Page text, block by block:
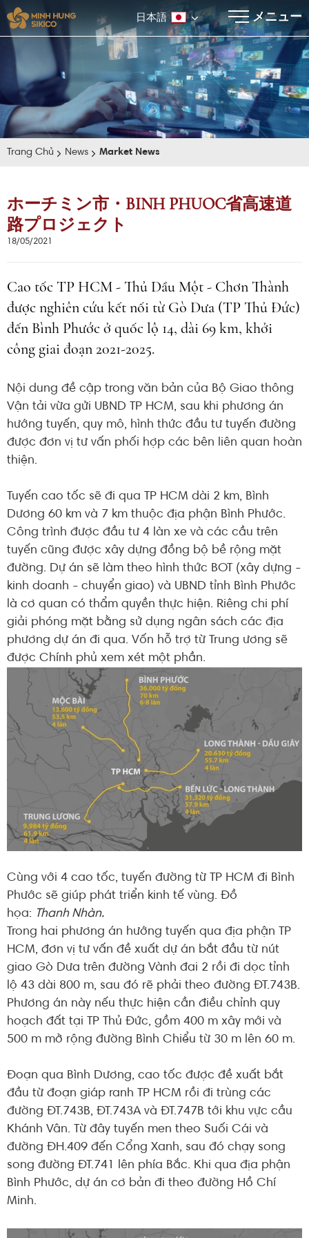
日本語 メニュー
×
E-BROCHURE
Trang Chủ News Market News
ホーチミン市・BINH PHUOC省高速道
路プロジェクト
18/05/2021
Cao tốc TP HCM - Thủ Dầu Một - Chơn Thành
được nghiên cứu kết nối từ Gò Dưa (TP Thủ Đức)
đến Bình Phước ở quốc lộ 14, dài 69 km, khởi
công giai đoạn 2021-2025.
Nội dung đề cập trong văn bản của Bộ Giao thông
Vận tải vừa gửi UBND TP HCM, sau khi phương án
hướng tuyến, quy mô, hình thức đầu tư tuyến đường
được đơn vị tư vấn phối hợp các bên liên quan hoàn
thiện.
Tuyến cao tốc sẽ đi qua TP HCM dài 2 km, Bình
Dương 60 km và 7 km thuộc địa phận Bình Phước.
Công trình được đầu tư 4 làn xe và các cầu trên
tuyến cũng được xây dựng đồng bộ bề rộng mặt
đường. Dự án sẽ làm theo hình thức BOT (xây dựng -
kinh doanh - chuyển giao) và UBND tỉnh Bình Phước
là cơ quan có thẩm quyền thực hiện. Riêng chi phí
giải phóng mặt bằng sử dụng ngân sách các địa
phương dự án đi qua. Vốn hỗ trợ từ Trung ương sẽ
được Chính phủ xem xét một phần.
Cùng với 4 cao tốc, tuyến đường từ TP HCM đi Bình
Phước sẽ giúp phát triển kinh tế vùng. Đồ
họa: Thanh Nhàn.
Trong hai phương án hướng tuyến qua địa phận TP
HCM, đơn vị tư vấn đề xuất dự án bắt đầu từ nút
giao Gò Dưa trên đường Vành đai 2 rồi đi dọc tỉnh
lộ 43 dài 800 m, sau đó rẽ phải theo đường ĐT.743B.
Phương án này nếu thực hiện cần điều chỉnh quy
hoạch đất tại TP Thủ Đức, gồm 400 m xây mới và
500 m mở rộng đường Bình Chiểu từ 30 m lên 60 m.
Đoạn qua Bình Dương, cao tốc được đề xuất bắt
đầu từ đoạn giáp ranh TP HCM rồi đi trùng các
đường ĐT.743B, ĐT.743A và ĐT.747B tới khu vực cầu
Khánh Vân. Từ đây tuyến men theo Suối Cái và
đường ĐH.409 đến Cổng Xanh, sau đó chạy song
song đường ĐT.741 lên phía Bắc. Khi qua địa phận
Bình Phước, dự án cơ bản đi theo đường Hồ Chí
Minh.